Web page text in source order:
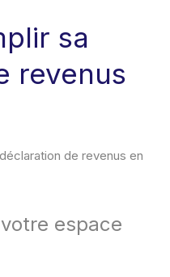
sa
revenus
de revenus en
espace